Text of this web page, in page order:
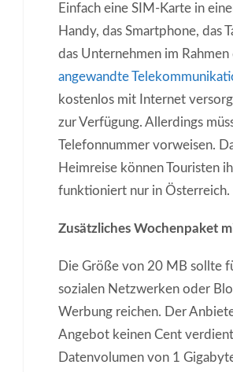
Einfach eine SIM-Karte in
Handy, das Smartphone, das
das Unternehmen im Rahmen
angewandte
kostenlos mit Internet
zur Verfügung. Allerdings
Telefonnummer vorweisen.
Heimreise können Touristen
funktioniert nur in Österreich.
Zusätzliches Wochenpaket
Die Größe von 20 MB sollte
sozialen Netzwerken oder
Werbung reichen. Der
Angebot keinen Cent
Datenvolumen von 1